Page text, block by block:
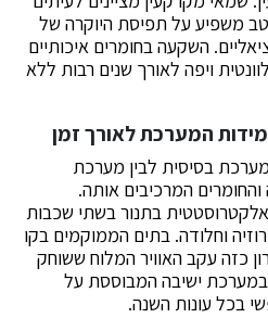
משפיע על תפיסת היוקרה של
השקעה בחומרים איכותיים
ויפה לאורך שנים רבות ללא
המערכת לאורך זמן
בסיסית לבין מערכת
המרכיבים אותה.
בתנור בשתי שכבות
וחלודה. בתים הממוקמים בקו
כזה עקב האוויר המלוח ששוחק
ישיבה המבוססת על
בכל עונות השנה.